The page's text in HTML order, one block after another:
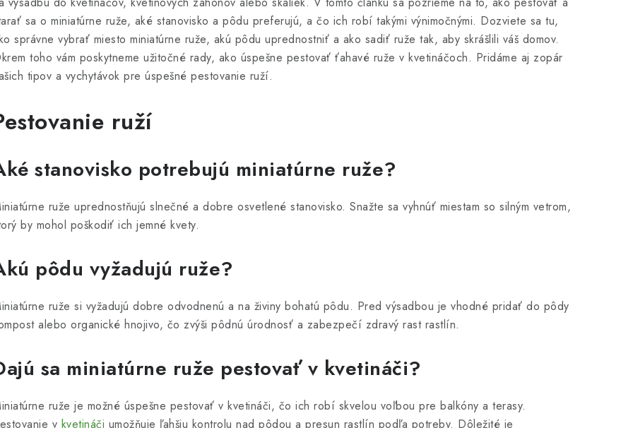
sa o miniatúrne ruže, aké stanovisko a pôdu preferujú, a čo ich robí takými výnimočnými. Dozviete sa tu,
správne vybrať miesto miniatúrne ruže, akú pôdu uprednostniť a ako sadiť ruže tak, aby skrášlili váš domov.
toho vám poskytneme užitočné rady, ako úspešne pestovať ťahavé ruže v kvetináčoch. Pridáme aj zopár
tipov a vychytávok pre úspešné pestovanie ruží.
ruží
stanovisko potrebujú miniatúrne ruže?
ruže uprednostňujú slnečné a dobre osvetlené stanovisko. Snažte sa vyhnúť miestam so silným vetrom,
by mohol poškodiť ich jemné kvety.
pôdu vyžadujú ruže?
ruže si vyžadujú dobre odvodnenú a na živiny bohatú pôdu. Pred výsadbou je vhodné pridať do pôdy
alebo organické hnojivo, čo zvýši pôdnú úrodnosť a zabezpečí zdravý rast rastlín.
sa miniatúrne ruže pestovať v kvetináči?
ruže je možné úspešne pestovať v kvetináči, čo ich robí skvelou voľbou pre balkóny a terasy.
v kvetináči umožňuje ľahšiu kontrolu nad pôdou a presun rastlín podľa potreby. Dôležité je